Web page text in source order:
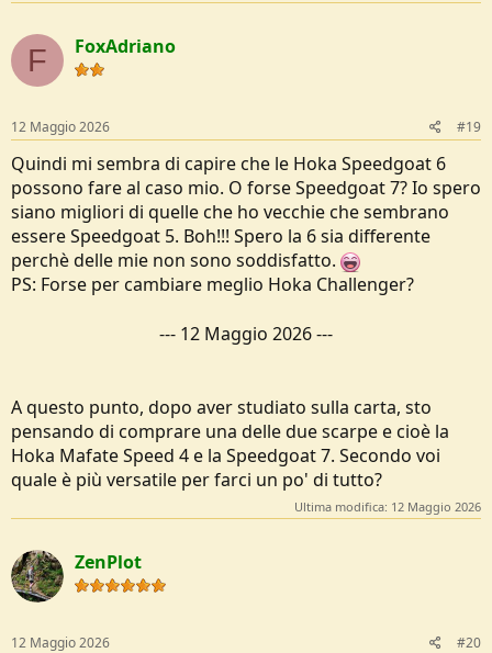
F FoxAdriano
12 Maggio 2026 #19
Quindi mi sembra di capire che le Hoka Speedgoat 6
possono fare al caso mio. O forse Speedgoat 7? Io spero
siano migliori di quelle che ho vecchie che sembrano
essere Speedgoat 5. Boh!!! Spero la 6 sia differente
perchè delle mie non sono soddisfatto.
PS: Forse per cambiare meglio Hoka Challenger?
--- 12 Maggio 2026---
A questo punto, dopo aver studiato sulla carta, sto
pensando di comprare una delle due scarpe e cioè la
Hoka Mafate Speed 4 e la Speedgoat 7. Secondo voi
quale è più versatile per farci un po' di tutto?
Ultima modifica: 12 Maggio 2026
ZenPlot
12 Maggio 2026 #20